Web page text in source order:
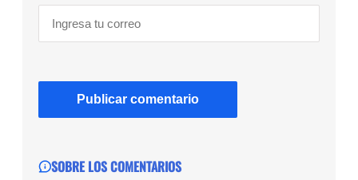
SOBRE LOS COMENTARIOS